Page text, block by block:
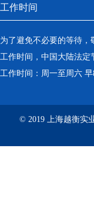
工作时间
为了避免不必要的等待，
工作时间，中国大陆法定
工作时间：周一至周六 早
© 2019 上海越衡实